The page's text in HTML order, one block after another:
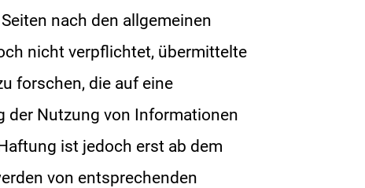
nach den allgemeinen
nicht verpflichtet, übermittelte
forschen, die auf eine
der Nutzung von Informationen
ist jedoch erst ab dem
von entsprechenden